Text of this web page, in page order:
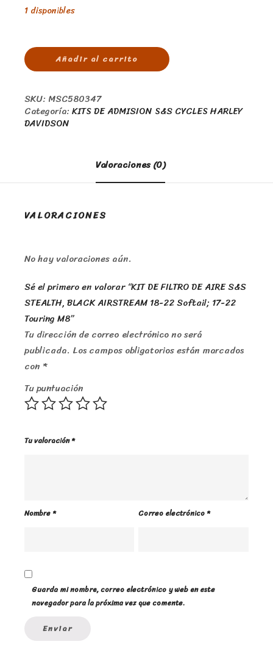
1 disponibles
Añadir al carrito
SKU: MSC580347
Categoría:KITS DE ADMISION S&S CYCLES HARLEY
DAVIDSON
Valoraciones (0)
VALORACIONES
No hay valoraciones aún.
Sé el primero en valorar “KIT DE FILTRO DE AIRE S&S
STEALTH, BLACK AIRSTREAM 18-22 Softail; 17-22
Touring M8”
Tu dirección de correo electrónico no será
publicada. Los campos obligatorios están marcados
con *
Tu puntuación
Tu valoración*
Nombre* Correo electrónico*
Guarda mi nombre, correo electrónico y web en este
navegador para la próxima vez que comente.